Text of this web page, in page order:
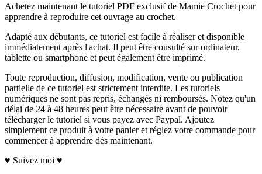
Achetez maintenant le tutoriel PDF exclusif de Mamie Crochet pour
apprendre à reproduire cet ouvrage au crochet.
Adapté aux débutants, ce tutoriel est facile à réaliser et disponible
immédiatement après l'achat. Il peut être consulté sur ordinateur,
tablette ou smartphone et peut également être imprimé.
Toute reproduction, diffusion, modification, vente ou publication
partielle de ce tutoriel est strictement interdite. Les tutoriels
numériques ne sont pas repris, échangés ni remboursés. Notez qu'un
délai de 24 à 48 heures peut être nécessaire avant de pouvoir
télécharger le tutoriel si vous payez avec Paypal. Ajoutez
simplement ce produit à votre panier et réglez votre commande pour
commencer à apprendre dès maintenant.
♥ Suivez moi ♥